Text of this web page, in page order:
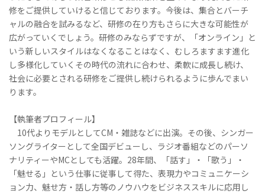
修をご提供していけると信じております。今後は、集合とバーチ
ャルの融合を試みるなど、研修の在り方もさらに大きな可能性が
広がっていくでしょう。研修のみならずですが、「オンライン」と
いう新しいスタイルはなくなることはなく、むしろますます進化
し多様化していくその時代の流れに合わせ、柔軟に成長し続け、
社会に必要とされる研修をご提供し続けられるように歩んでまい
ります。
【執筆者プロフィール】
10代よりモデルとしてCM・雑誌などに出演。その後、シンガー
ソングライターとして全国デビューし、ラジオ番組などのパーソ
ナリティーやMCとしても活躍。28年間、「話す」・「歌う」・
「魅せる」という仕事に従事して得た、表現力やコミュニケーシ
ョン力、魅せ方・話し方等のノウハウをビジネススキルに応用し